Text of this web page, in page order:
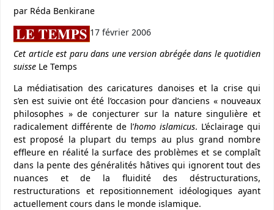
par Réda Benkirane
17 février 2006
Cet article est paru dans une version abrégée dans le quotidien
suisse Le Temps
La médiatisation des caricatures danoises et la crise qui
s’en est suivie ont été l’occasion pour d’anciens « nouveaux
philosophes » de conjecturer sur la nature singulière et
radicalement différente de l’homo islamicus. L’éclairage qui
est proposé la plupart du temps au plus grand nombre
effleure en réalité la surface des problèmes et se complaît
dans la pente des généralités hâtives qui ignorent tout des
nuances et de la fluidité des déstructurations,
restructurations et repositionnement idéologiques ayant
actuellement cours dans le monde islamique.